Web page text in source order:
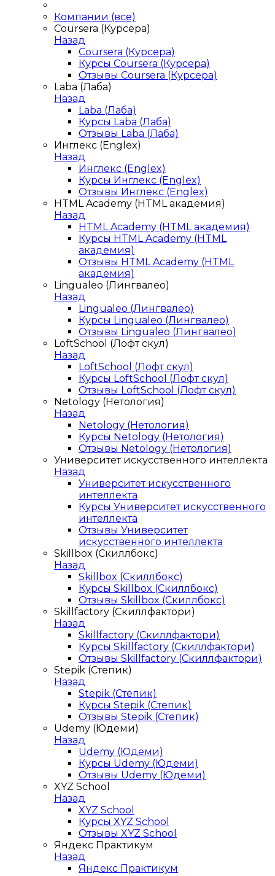
Компании (все)
Coursera (Курсера)
Назад
Coursera (Курсера)
Курсы Coursera (Курсера)
Отзывы Coursera (Курсера)
Laba (Лаба)
Назад
Laba (Лаба)
Курсы Laba (Лаба)
Отзывы Laba (Лаба)
Инглекс (Englex)
Назад
Инглекс (Englex)
Курсы Инглекс (Englex)
Отзывы Инглекс (Englex)
HTML Academy (HTML академия)
Назад
HTML Academy (HTML академия)
Курсы HTML Academy (HTML
академия)
Отзывы HTML Academy (HTML
академия)
Lingualeo (Лингвалео)
Назад
Lingualeo (Лингвалео)
Курсы Lingualeo (Лингвалео)
Отзывы Lingualeo (Лингвалео)
LoftSchool (Лофт скул)
Назад
LoftSchool (Лофт скул)
Курсы LoftSchool (Лофт скул)
Отзывы LoftSchool (Лофт скул)
Netology (Нетология)
Назад
Netology (Нетология)
Курсы Netology (Нетология)
Отзывы Netology (Нетология)
Университет искусственного интеллекта
Назад
Университет искусственного
интеллекта
Курсы Университет искусственного
интеллекта
Отзывы Университет
искусственного интеллекта
Skillbox (Скиллбокс)
Назад
Skillbox (Скиллбокс)
Курсы Skillbox (Скиллбокс)
Отзывы Skillbox (Скиллбокс)
Skillfactory (Скиллфактори)
Назад
Skillfactory (Скиллфактори)
Курсы Skillfactory (Скиллфактори)
Отзывы Skillfactory (Скиллфактори)
Stepik (Степик)
Назад
Stepik (Степик)
Курсы Stepik (Степик)
Отзывы Stepik (Степик)
Udemy (Юдеми)
Назад
Udemy (Юдеми)
Курсы Udemy (Юдеми)
Отзывы Udemy (Юдеми)
XYZ School
Назад
XYZ School
Курсы XYZ School
Отзывы XYZ School
Яндекс Практикум
Назад
Яндекс Практикум